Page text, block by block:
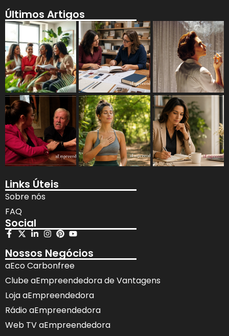
Últimos Artigos
Links Úteis
Sobre nós
FAQ
Social
Nossos Negócios
aEco Carbonfree
Clube aEmpreendedora de Vantagens
Loja aEmpreendedora
Rádio aEmpreendedora
Web TV aEmpreendedora